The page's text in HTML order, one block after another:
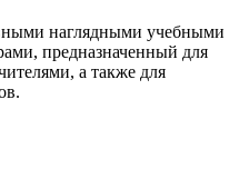
наглядными учебными
предназначенный для
а также для